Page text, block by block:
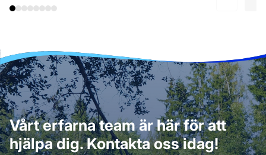
Vårt erfarna team är här för att
hjälpa dig. Kontakta oss idag!